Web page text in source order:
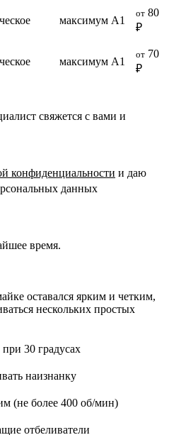
максимум А1
от 80
₽
максимум А1
от 70
₽
свяжется с вами и
конфиденциальности и даю
данных
время.
оставался ярким и четким,
нескольких простых
30 градусах
наизнанку
(не более 400 об/мин)
отбеливатели